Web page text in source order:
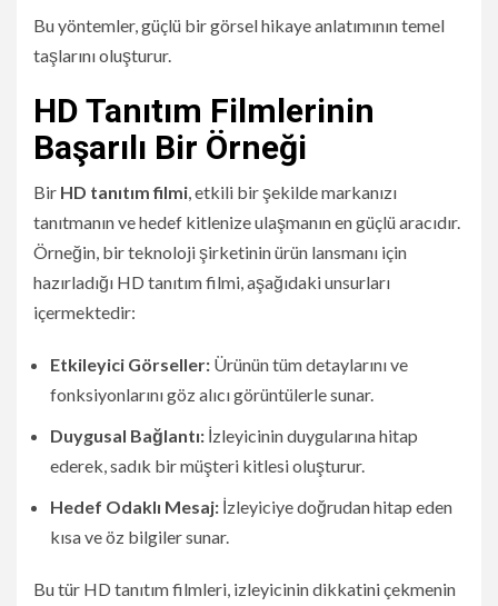
Bu yöntemler, güçlü bir görsel hikaye anlatımının temel
taşlarını oluşturur.
HD Tanıtım Filmlerinin
Başarılı Bir Örneği
Bir HD tanıtım filmi, etkili bir şekilde markanızı
tanıtmanın ve hedef kitlenize ulaşmanın en güçlü aracıdır.
Örneğin, bir teknoloji şirketinin ürün lansmanı için
hazırladığı HD tanıtım filmi, aşağıdaki unsurları
içermektedir:
Etkileyici Görseller: Ürünün tüm detaylarını ve
fonksiyonlarını göz alıcı görüntülerle sunar.
Duygusal Bağlantı: İzleyicinin duygularına hitap
ederek, sadık bir müşteri kitlesi oluşturur.
Hedef Odaklı Mesaj: İzleyiciye doğrudan hitap eden
kısa ve öz bilgiler sunar.
Bu tür HD tanıtım filmleri, izleyicinin dikkatini çekmenin